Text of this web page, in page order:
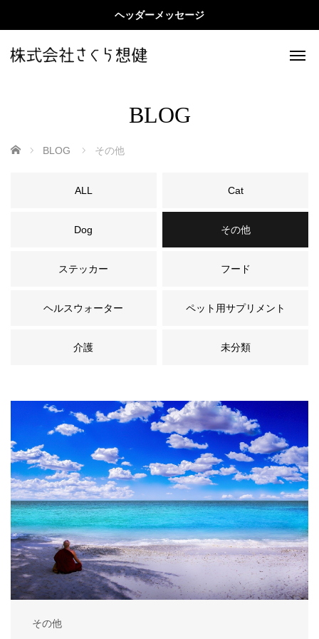
ヘッダーメッセージ
BLOG
ホーム BLOG その他
ALL Cat
Dog その他
ステッカー フード
ヘルスウォーター ペット用サプリメント
介護 未分類
その他